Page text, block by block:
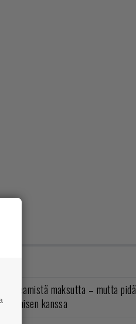
Steamistä maksutta – mutta pidä
kanssa